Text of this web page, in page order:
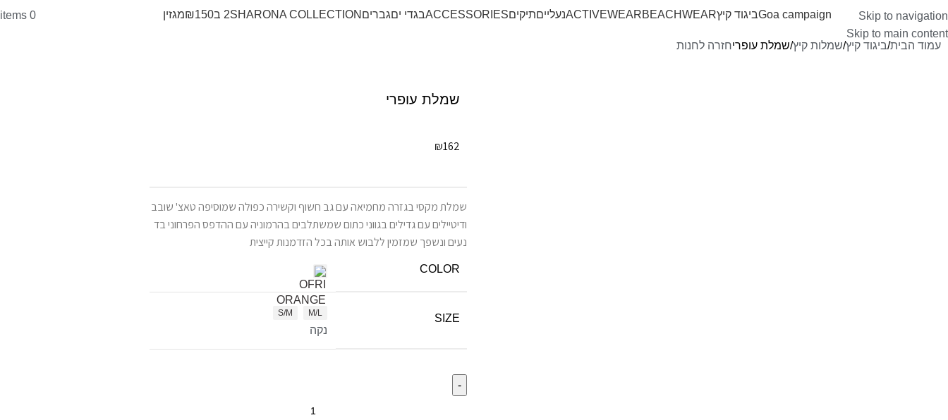
Skip to navigation
Skip to main content
Goa campaignביגוד קיץBEACHWEAR
ACTIVEWEARנעלייםתיקיםACCESSORIESבגדי יםגברים SHARONA COLLECTION2 ב₪150 מגזין 0
items
עמוד הבית ביגוד קיץ שמלות קיץ שמלת עופריחזרה לחנות
שמלת עופרי
₪162
שמלת מקסי בגזרה מחמיאה עם גב חשוף וקשירה כפולה שמוסיפה טאצ' שובב
ודיטיילים עם גדילים בגווני כתום שמשתלבים בהרמוניה עם ההדפס הפרחוני בד
נעים ונשפך שמזמין ללבוש אותה בכל הזדמנות קייצית
COLOR
SIZE
M/L
S/M
נקה